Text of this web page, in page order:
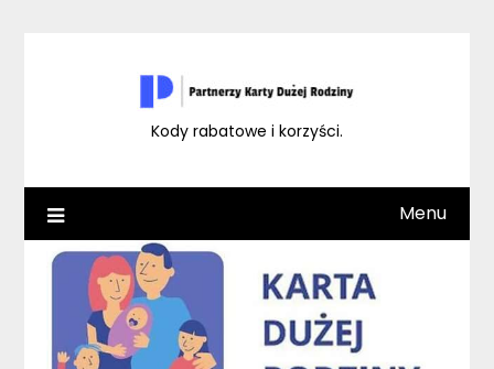
Kody rabatowe i korzyści.
Menu